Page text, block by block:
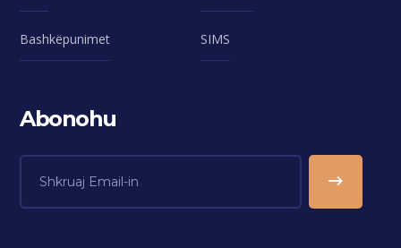
Bashkëpunimet SIMS
Abonohu